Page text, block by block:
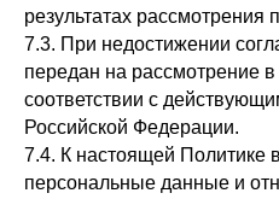
результатах рассмотрения
7.3. При недостижении
передан на рассмотрение
соответствии с
Российской Федерации.
7.4. К настоящей Политике
персональные данные и